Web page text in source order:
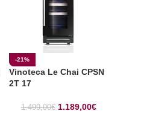
-21%
Vinoteca Le Chai CPSN
2T 17
1.499,00€ 1.189,00€